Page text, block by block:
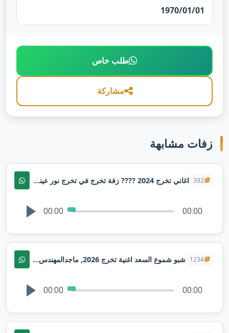
1970/01/01
طلب خاص
مشاركة
زفات مشابهة
392 اغاني تخرج 2024 ???? زفة تخرج في تخرج نور عيني | حصرياً | تنفيذها بالاسماء
00:00 00:00
1234 شبو شموع السعد اغنية تخرج 2026, ماجدالمهندس| قابله للتعديل
00:00 00:00